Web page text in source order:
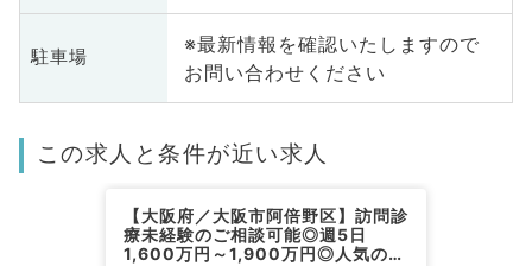
駐車場
※最新情報を確認いたしますので
お問い合わせください
この求人と条件が近い求人
【大阪府／大阪市阿倍野区】訪問診
療未経験のご相談可能◎週5日
1,600万円～1,900万円◎人気の訪